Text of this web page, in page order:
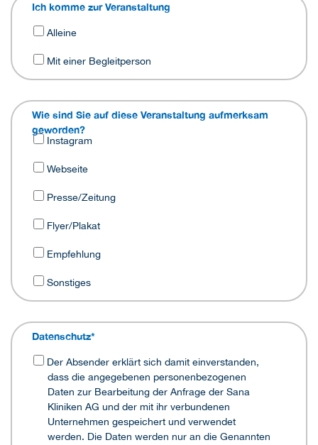
Ich komme zur Veranstaltung
Alleine
Mit einer Begleitperson
Wie sind Sie auf diese Veranstaltung aufmerksam
geworden?
Instagram
Webseite
Presse/Zeitung
Flyer/Plakat
Empfehlung
Sonstiges
Datenschutz*
dass die angegebenen personenbezogenen
Daten zur Bearbeitung der Anfrage der Sana
Kliniken AG und der mit ihr verbundenen
Unternehmen gespeichert und verwendet
werden. Die Daten werden nur an die Genannten